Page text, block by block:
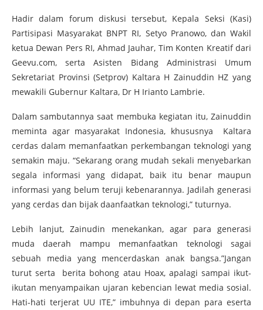
Hadir dalam forum diskusi tersebut, Kepala Seksi (Kasi)
Partisipasi Masyarakat BNPT RI, Setyo Pranowo, dan Wakil
ketua Dewan Pers RI, Ahmad Jauhar, Tim Konten Kreatif dari
Geevu.com, serta Asisten Bidang Administrasi Umum
Sekretariat Provinsi (Setprov) Kaltara H Zainuddin HZ yang
mewakili Gubernur Kaltara, Dr H Irianto Lambrie.
Dalam sambutannya saat membuka kegiatan itu, Zainuddin
meminta agar masyarakat Indonesia, khususnya Kaltara
cerdas dalam memanfaatkan perkembangan teknologi yang
semakin maju. “Sekarang orang mudah sekali menyebarkan
segala informasi yang didapat, baik itu benar maupun
informasi yang belum teruji kebenarannya. Jadilah generasi
yang cerdas dan bijak daanfaatkan teknologi,” tuturnya.
Lebih lanjut, Zainudin menekankan, agar para generasi
muda daerah mampu memanfaatkan teknologi sagai
sebuah media yang mencerdaskan anak bangsa.”Jangan
turut serta berita bohong atau Hoax, apalagi sampai ikut-
ikutan menyampaikan ujaran kebencian lewat media sosial.
Hati-hati terjerat UU ITE,” imbuhnya di depan para eserta